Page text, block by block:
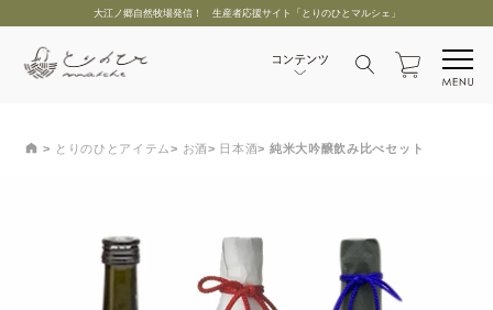
大江ノ郷自然牧場発信！ 生産者応援サイト「とりのひとマルシェ」
とりのひとアイテム お酒 日本酒 純米大吟醸飲み比べセット